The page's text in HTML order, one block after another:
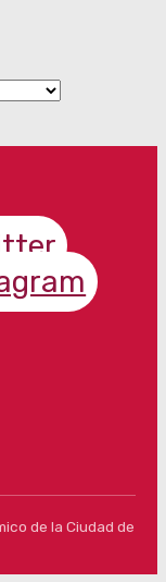
de la Ciudad de